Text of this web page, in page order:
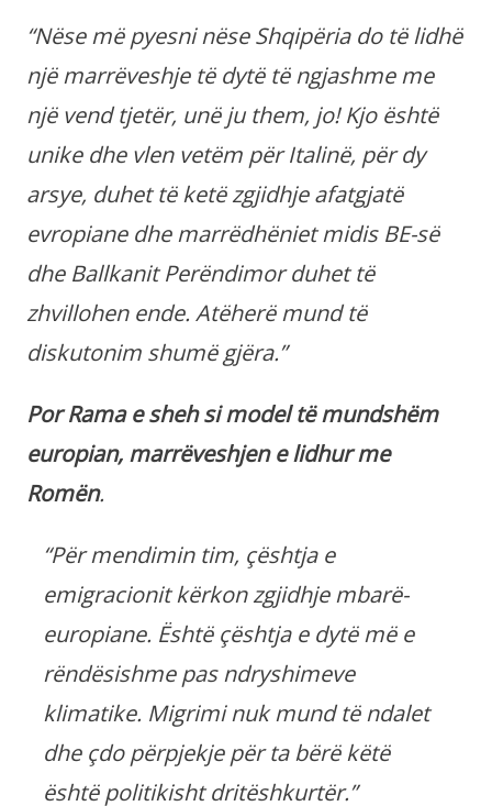
“Nëse më pyesni nëse Shqipëria do të lidhë
një marrëveshje të dytë të ngjashme me
një vend tjetër, unë ju them, jo! Kjo është
unike dhe vlen vetëm për Italinë, për dy
arsye, duhet të ketë zgjidhje afatgjatë
evropiane dhe marrëdhëniet midis BE-së
dhe Ballkanit Perëndimor duhet të
zhvillohen ende. Atëherë mund të
diskutonim shumë gjëra.”
Por Rama e sheh si model të mundshëm
europian, marrëveshjen e lidhur me
Romën.
“Për mendimin tim, çështja e
emigracionit kërkon zgjidhje mbarë-
europiane. Është çështja e dytë më e
rëndësishme pas ndryshimeve
klimatike. Migrimi nuk mund të ndalet
dhe çdo përpjekje për ta bërë këtë
është politikisht dritëshkurtër.”